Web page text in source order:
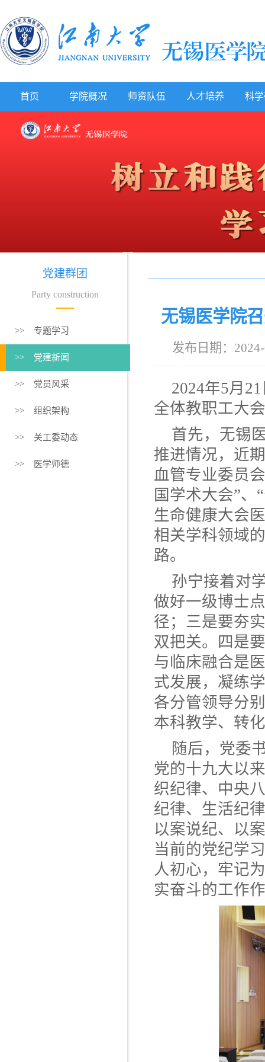
首页 学院概况 师资队伍 人才培养 科
党建群团
Party construction
>> 专题学习
>> 党建新闻
>> 党员风采
>> 组织架构
>> 关工委动态
>> 医学师德
无锡医学院
发布日期：
2024年5月
全体教职工大
首先，无锡
推进情况，近
血管专业委员
国学术大会”、
生命健康大会
相关学科领域
路。
孙宁接着对
做好一级博士
径；三是要夯
双把关。四是
与临床融合是
式发展，凝练
各分管领导分
本科教学、转
随后，党委
党的十九大以
织纪律、中央
纪律、生活纪
以案说纪、以
当前的党纪学
人初心，牢记
实奋斗的工作